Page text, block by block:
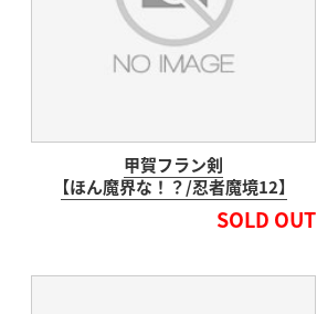
甲賀フラン剣
【ほん魔界な！？/忍者魔境12】
SOLD OUT